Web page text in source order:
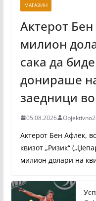
МАГАЗИН
Актерот
милион
сака да
донираше
заедници
05.08.2026
Актерот Бен Афлек,
квизот „Ризик“
милион долари на